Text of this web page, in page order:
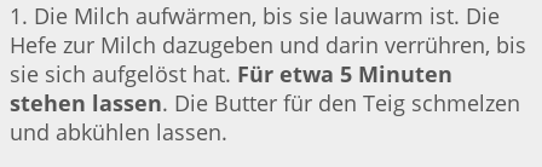
1. Die Milch aufwärmen, bis sie lauwarm ist. Die
Hefe zur Milch dazugeben und darin verrühren, bis
sie sich aufgelöst hat. Für etwa 5 Minuten
stehen lassen. Die Butter für den Teig schmelzen
und abkühlen lassen.